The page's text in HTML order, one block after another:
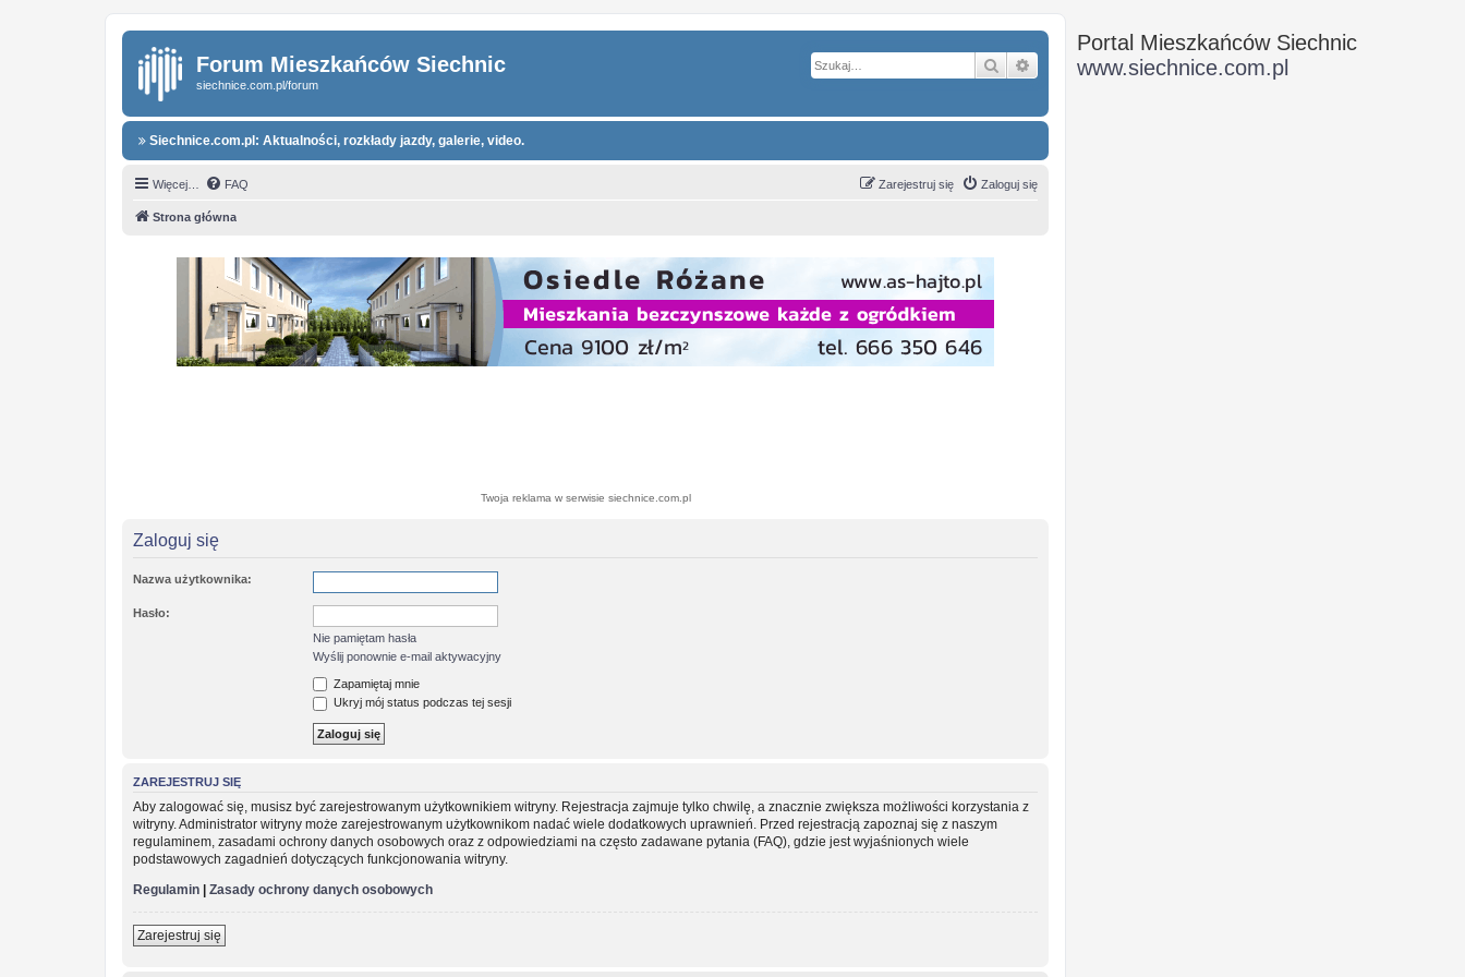
Forum Mieszkańców Siechnic
siechnice.com.pl/forum
Szukaj Wyszukiwanie zaawansowane
Siechnice.com.pl: Aktualności, rozkłady jazdy, galerie, video.
Więcej… FAQ Zaloguj się
Zarejestruj się
Strona główna
Twoja reklama w serwisie siechnice.com.pl
Zaloguj się
Nazwa użytkownika:
Hasło:
Nie pamiętam hasła
Wyślij ponownie e-mail aktywacyjny
Zapamiętaj mnie
Ukryj mój status podczas tej sesji
ZAREJESTRUJ SIĘ
Aby zalogować się, musisz być zarejestrowanym użytkownikiem witryny. Rejestracja zajmuje tylko chwilę, a znacznie zwiększa możliwości korzystania z
witryny. Administrator witryny może zarejestrowanym użytkownikom nadać wiele dodatkowych uprawnień. Przed rejestracją zapoznaj się z naszym
regulaminem, zasadami ochrony danych osobowych oraz z odpowiedziami na często zadawane pytania (FAQ), gdzie jest wyjaśnionych wiele
podstawowych zagadnień dotyczących funkcjonowania witryny.
Regulamin
Zasady ochrony danych osobowych
Zarejestruj się
Portal Mieszkańców Siechnic
www.siechnice.com.pl